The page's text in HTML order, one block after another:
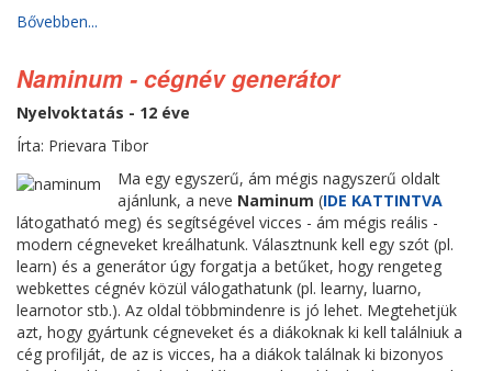
Bővebben...
Naminum - cégnév generátor
Nyelvoktatás - 12 éve
Írta: Prievara Tibor
Ma egy egyszerű, ám mégis nagyszerű oldalt
ajánlunk, a neve Naminum (IDE KATTINTVA
látogatható meg) és segítségével vicces - ám mégis reális -
modern cégneveket kreálhatunk. Választnunk kell egy szót (pl.
learn) és a generátor úgy forgatja a betűket, hogy rengeteg
webkettes cégnév közül válogathatunk (pl. learny, luarno,
learnotor stb.). Az oldal többmindenre is jó lehet. Megtehetjük
azt, hogy gyártunk cégneveket és a diákoknak ki kell találniuk a
cég profilját, de az is vicces, ha a diákok találnak ki bizonyos